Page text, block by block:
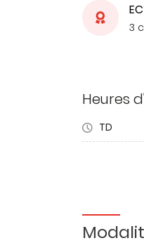
3
Heures
TD